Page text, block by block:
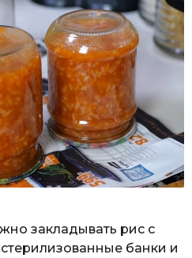
закладывать рис с
банки и